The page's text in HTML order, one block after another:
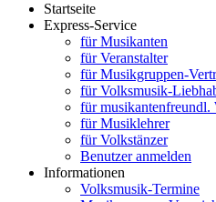
Startseite
Express-Service
für Musikanten
für Veranstalter
für Musikgruppen-
für Volksmusik-
für musikantenfreundl.
für Musiklehrer
für Volkstänzer
Benutzer anmelden
Informationen
Volksmusik-Termine